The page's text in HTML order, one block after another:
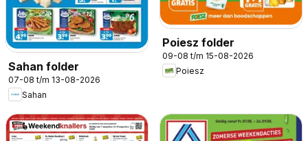
Sahan folder
07-08 t/m 13-08-2026
Sahan
Poiesz folder
09-08 t/m 15-08-2026
Poiesz